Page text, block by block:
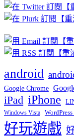
分
類
android
Google Chrome
iPad iPhone
Windows Vista
好玩遊戲